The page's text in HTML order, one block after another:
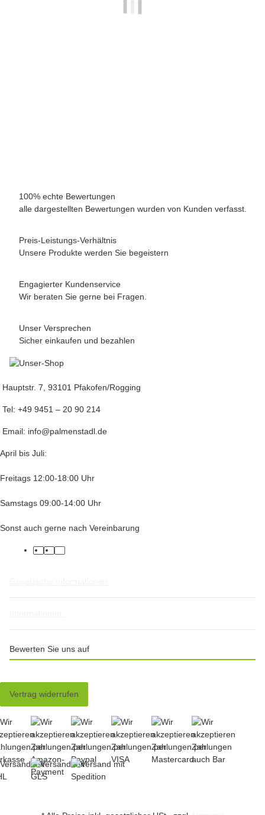
100% echte Bewertungen
alle dargestellten Bewertungen wurden von Kunden verfasst.
Preis-Leistungs-Verhältnis
Unsere Produkte werden Sie begeistern
Engagierter Kundenservice
Wir beraten Sie gerne bei Fragen.
Unser Versprechen
Sicher einkaufen und bezahlen
Hauptstr. 7, 93101 Pfakofen/Rogging
Tel: +49 9451 – 20 90 214
Email: info@palmenstadl.de
April bis Juli:
Freitags 12:00-18:00 Uhr
Samstags 09:00-14:00 Uhr
Sonst auch gerne nach Vereinbarung
facebook
twitterinstagram
Bewerten Sie uns auf
Vertrag widerrufen